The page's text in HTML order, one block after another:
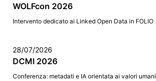
WOLFcon 2026
Intervento dedicato ai Linked Open Data in FOLIO
28/07/2026
DCMI 2026
Conferenza: metadati e IA orientata ai valori umani